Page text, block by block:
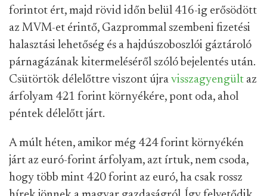
forintot ért, majd rövid időn belül 416-ig erősödött
az MVM-et érintő, Gazprommal szembeni fizetési
halasztási lehetőség és a hajdúszoboszlói gáztároló
párnagázának kitermeléséről szóló bejelentés után.
Csütörtök délelőttre viszont újra visszagyengült az
árfolyam 421 forint környékére, pont oda, ahol
péntek délelőtt járt.
A múlt héten, amikor még 424 forint környékén
járt az euró-forint árfolyam, azt írtuk, nem csoda,
hogy több mint 420 forint az euró, ha csak rossz